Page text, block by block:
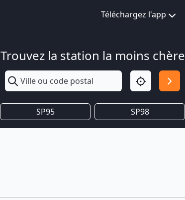
Téléchargez l'app
Trouvez la station la moins chère
SP95 SP98